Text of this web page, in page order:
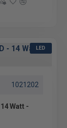
LED
1021202
Watt -